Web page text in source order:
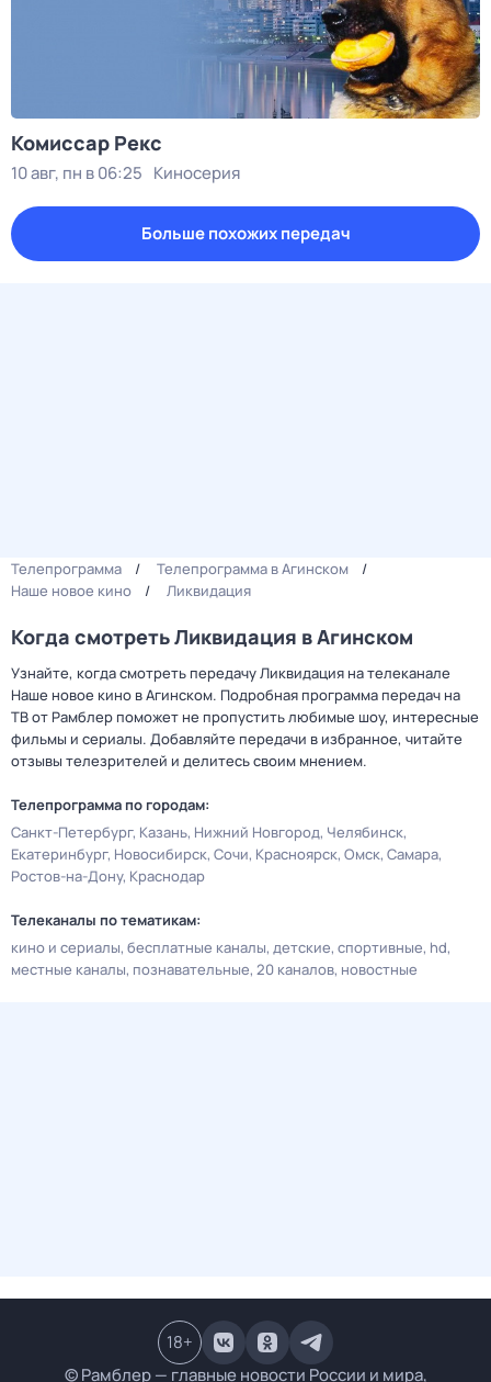
Комиссар Рекс
10 авг, пн в 06:25 Киносерия
Больше похожих передач
Телепрограмма
Телепрограмма в Агинском
Наше новое кино
Ликвидация
Когда смотреть Ликвидация в Агинском
Узнайте, когда смотреть передачу Ликвидация на телеканале
Наше новое кино в Агинском. Подробная программа передач на
ТВ от Рамблер поможет не пропустить любимые шоу, интересные
фильмы и сериалы. Добавляйте передачи в избранное, читайте
отзывы телезрителей и делитесь своим мнением.
Телепрограмма по городам:
Санкт-Петербург Казань Нижний Новгород Челябинск
Екатеринбург Новосибирск Сочи Красноярск Омск Самара
Ростов-на-Дону Краснодар
Телеканалы по тематикам:
кино и сериалы бесплатные каналы детские спортивные hd
местные каналы познавательные 20 каналов новостные
© Рамблер — главные новости России и мира,
18+